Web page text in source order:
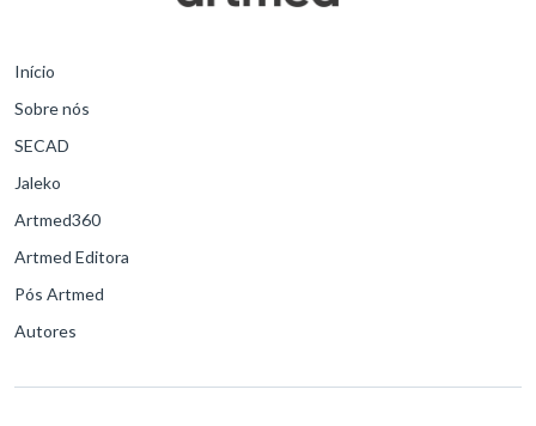
Início
Sobre nós
SECAD
Jaleko
Artmed360
Artmed Editora
Pós Artmed
Autores